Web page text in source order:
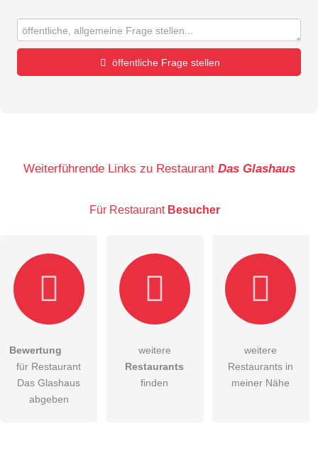
öffentliche Frage stellen
E-Mail-Adresse (wird nicht veröffentlicht)
Hiermit akzeptiere ich dieAGB
DieDatenschutzerklärung habe ich zur Kenntnis genommen.
Weiterführende Links zu Restaurant Das Glashaus
Für Restaurant Besucher
Bewertung
für Restaurant
Das Glashaus
abgeben
weitere
Restaurants
finden
weitere
Restaurants in
meiner Nähe